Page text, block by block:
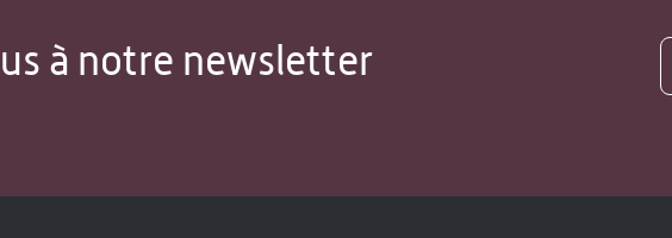
à notre newsletter